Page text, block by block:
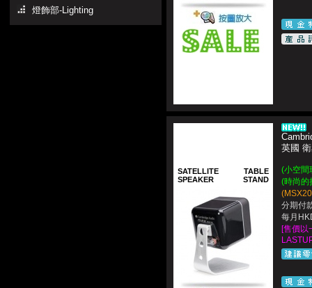
燈飾部-Lighting
SATELLITE
SPEAKER
TABLE
STAND
英國
(小空間
(時尚的
分期付
每月
[售價以